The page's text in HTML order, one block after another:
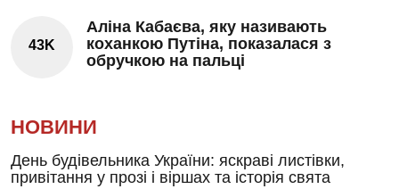
43K
Аліна Кабаєва, яку називають
коханкою Путіна, показалася з
обручкою на пальці
НОВИНИ
День будівельника України: яскраві листівки,
привітання у прозі і віршах та історія свята